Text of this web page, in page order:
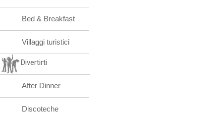
Bed & Breakfast
Villaggi turistici
Divertirti
After Dinner
Discoteche